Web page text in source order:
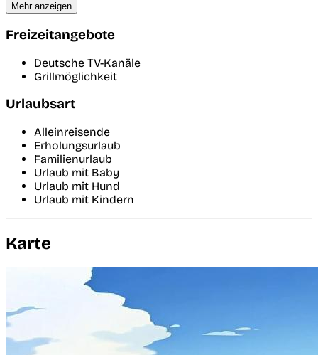
Mehr anzeigen
Freizeitangebote
Deutsche TV-Kanäle
Grillmöglichkeit
Urlaubsart
Alleinreisende
Erholungsurlaub
Familienurlaub
Urlaub mit Baby
Urlaub mit Hund
Urlaub mit Kindern
Karte